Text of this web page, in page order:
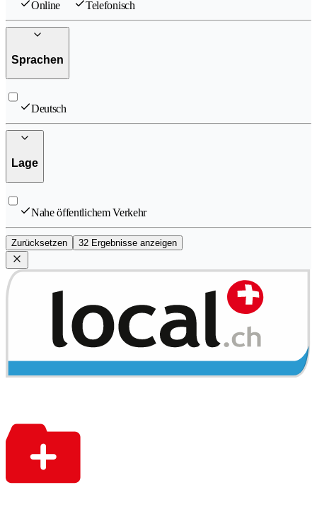
Online Telefonisch
Sprachen
Deutsch
Lage
Nahe öffentlichem Verkehr
Zurücksetzen 32 Ergebnisse anzeigen